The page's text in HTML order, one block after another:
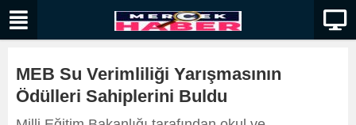
MEB Su Verimliliği Yarışmasının
Ödülleri Sahiplerini Buldu